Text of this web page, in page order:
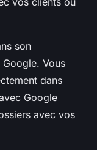
son
Vous
dans
Google
avec vos